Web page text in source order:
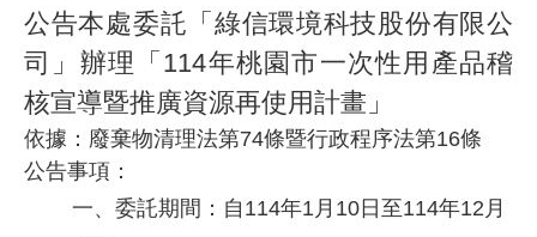
公告本處委託「綠信環境科技股份有限公
司」辦理「114年桃園市一次性用產品稽
核宣導暨推廣資源再使用計畫」
依據：廢棄物清理法第74條暨行政程序法第16條
公告事項：​
一、委託期間：自114年1月10日至114年12月